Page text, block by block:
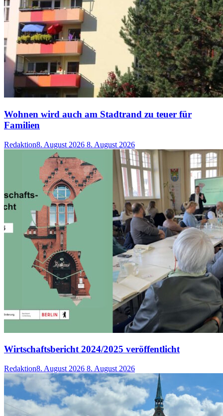
Wohnen wird auch am Stadtrand zu teuer für
Familien
Redaktion8. August 2026 8. August 2026
Wirtschaftsbericht 2024/2025 veröffentlicht
Redaktion8. August 2026 8. August 2026